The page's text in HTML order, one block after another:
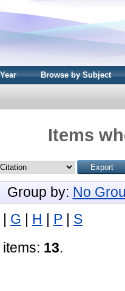
Browse by Subject
Items
Group by: No
| G | H | P | S
13.